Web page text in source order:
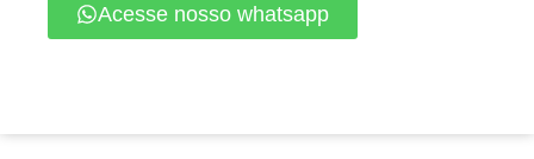
Acesse nosso whatsapp